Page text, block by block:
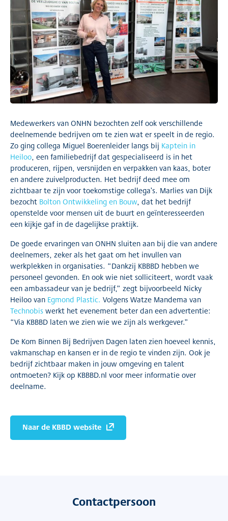
Medewerkers van ONHN bezochten zelf ook verschillende
deelnemende bedrijven om te zien wat er speelt in de regio.
Zo ging collega Miguel Boerenleider langs bij Kaptein in
Heiloo, een familiebedrijf dat gespecialiseerd is in het
produceren, rijpen, versnijden en verpakken van kaas, boter
en andere zuivelproducten. Het bedrijf deed mee om
zichtbaar te zijn voor toekomstige collega’s. Marlies van Dijk
bezocht Bolton Ontwikkeling en Bouw, dat het bedrijf
openstelde voor mensen uit de buurt en geïnteresseerden
een kijkje gaf in de dagelijkse praktijk.
De goede ervaringen van ONHN sluiten aan bij die van andere
deelnemers, zeker als het gaat om het invullen van
werkplekken in organisaties. “Dankzij KBBBD hebben we
personeel gevonden. En ook wie niet solliciteert, wordt vaak
een ambassadeur van je bedrijf,” zegt bijvoorbeeld Nicky
Heiloo van Egmond Plastic. Volgens Watze Mandema van
Technobiswerkt het evenement beter dan een advertentie:
“Via KBBBD laten we zien wie we zijn als werkgever.”
De Kom Binnen Bij Bedrijven Dagen laten zien hoeveel kennis,
vakmanschap en kansen er in de regio te vinden zijn. Ook je
bedrijf zichtbaar maken in jouw omgeving en talent
ontmoeten? Kijk op KBBBD.nl voor meer informatie over
deelname.
Naar de KBBD website
Contactpersoon